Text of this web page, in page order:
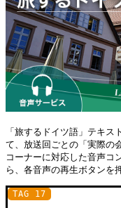
「旅するドイツ語」テキ
て、放送回ごとの「実際の
コーナーに対応した音声コ
ら、各音声の再生ボタンを
TAG 17